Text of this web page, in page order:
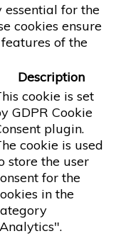
essential for the
cookies ensure
of the
Description
cookie is set
GDPR Cookie
plugin.
cookie is used
store the user
for the
in the